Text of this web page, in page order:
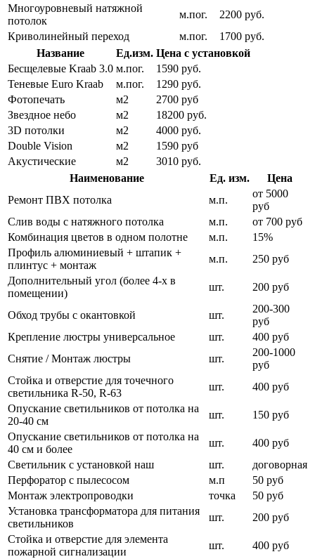
Многоуровневый натяжной
потолок
м.пог.
2200 руб.
Криволинейный переход
м.пог.
1700 руб.
Название
Ед.изм. Цена с установкой
Бесщелевые Kraab 3.0 м.пог.
1590 руб.
Теневые Euro Kraab
м.пог.
1290 руб.
Фотопечать
м2
2700 руб
Звездное небо
м2
18200 руб.
3D потолки
м2
4000 руб.
Double Vision
м2
1590 руб
Акустические
м2
3010 руб.
Наименование
Ед. изм.
Цена
Ремонт ПВХ потолка
м.п.
от 5000
руб
Слив воды с натяжного потолка
м.п.
от 700 руб
Комбинация цветов в одном полотне
м.п.
15%
Профиль алюминиевый + штапик +
плинтус + монтаж
м.п.
250 руб
Дополнительный угол (более 4-х в
помещении)
шт. 200 руб
Обход трубы с окантовкой шт.
200-300
руб
Крепление люстры универсальное
шт.
400 руб
Снятие / Монтаж люстры
шт.
200-1000
руб
Стойка и отверстие для точечного
светильника R-50, R-63
шт.
400 руб
Опускание светильников от потолка на
20-40 см
шт.
150 руб
Опускание светильников от потолка на
40 см и более
шт.
400 руб
Светильник с установкой наш
шт.
договорная
Перфоратор с пылесосом
м.п
50 руб
Монтаж электропроводки
точка
50 руб
Установка трансформатора для питания
светильников
шт.
200 руб
Стойка и отверстие для элемента
пожарной сигнализации
шт. 400 руб